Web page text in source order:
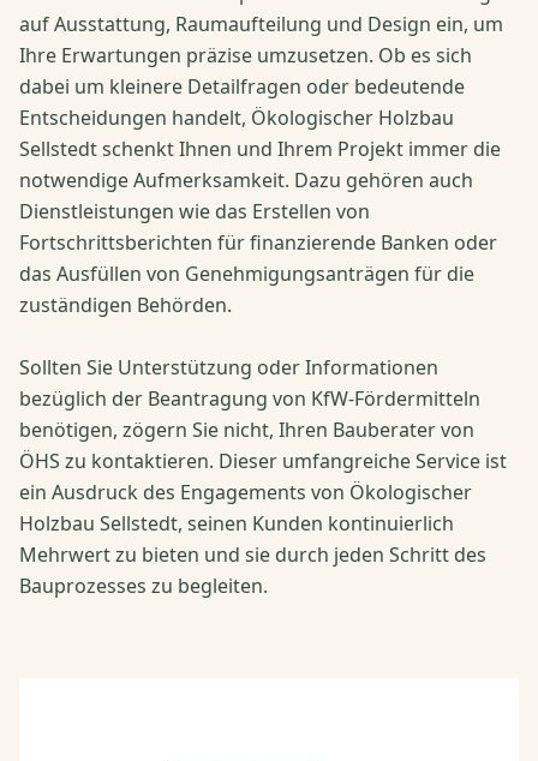
auf Ausstattung, Raumaufteilung und Design ein, um
Ihre Erwartungen präzise umzusetzen. Ob es sich
dabei um kleinere Detailfragen oder bedeutende
Entscheidungen handelt, Ökologischer Holzbau
Sellstedt schenkt Ihnen und Ihrem Projekt immer die
notwendige Aufmerksamkeit. Dazu gehören auch
Dienstleistungen wie das Erstellen von
Fortschrittsberichten für finanzierende Banken oder
das Ausfüllen von Genehmigungsanträgen für die
zuständigen Behörden.
Sollten Sie Unterstützung oder Informationen
bezüglich der Beantragung von KfW-Fördermitteln
benötigen, zögern Sie nicht, Ihren Bauberater von
ÖHS zu kontaktieren. Dieser umfangreiche Service ist
ein Ausdruck des Engagements von Ökologischer
Holzbau Sellstedt, seinen Kunden kontinuierlich
Mehrwert zu bieten und sie durch jeden Schritt des
Bauprozesses zu begleiten.